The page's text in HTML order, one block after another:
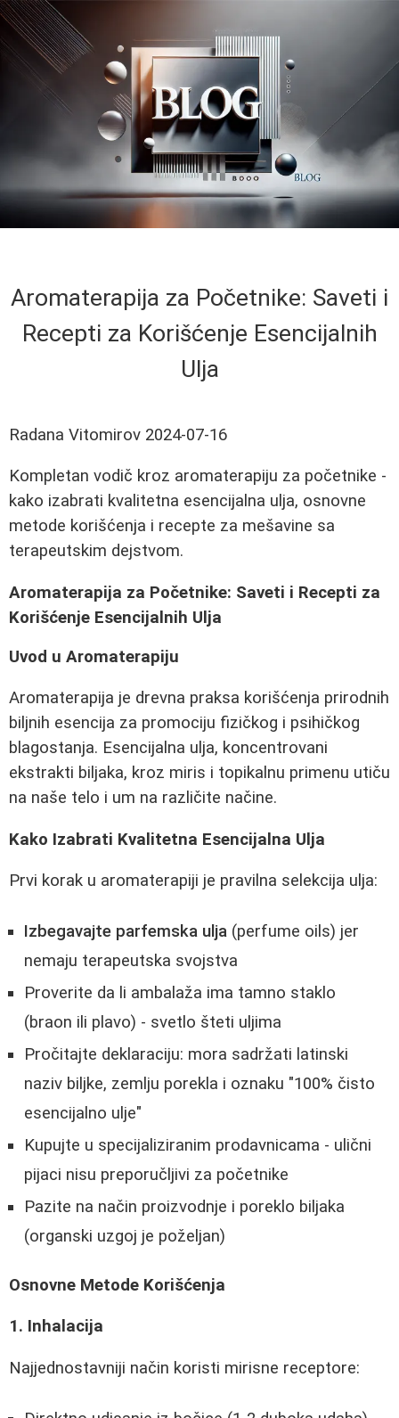
Aromaterapija za Početnike: Saveti i
Recepti za Korišćenje Esencijalnih
Ulja
Radana Vitomirov 2024-07-16
Kompletan vodič kroz aromaterapiju za početnike -
kako izabrati kvalitetna esencijalna ulja, osnovne
metode korišćenja i recepte za mešavine sa
terapeutskim dejstvom.
Aromaterapija za Početnike: Saveti i Recepti za
Korišćenje Esencijalnih Ulja
Uvod u Aromaterapiju
Aromaterapija je drevna praksa korišćenja prirodnih
biljnih esencija za promociju fizičkog i psihičkog
blagostanja. Esencijalna ulja, koncentrovani
ekstrakti biljaka, kroz miris i topikalnu primenu utiču
na naše telo i um na različite načine.
Kako Izabrati Kvalitetna Esencijalna Ulja
Prvi korak u aromaterapiji je pravilna selekcija ulja:
Izbegavajte parfemska ulja (perfume oils) jer
nemaju terapeutska svojstva
Proverite da li ambalaža ima tamno staklo
(braon ili plavo) - svetlo šteti uljima
Pročitajte deklaraciju: mora sadržati latinski
naziv biljke, zemlju porekla i oznaku "100% čisto
esencijalno ulje"
Kupujte u specijaliziranim prodavnicama - ulični
pijaci nisu preporučljivi za početnike
Pazite na način proizvodnje i poreklo biljaka
(organski uzgoj je poželjan)
Osnovne Metode Korišćenja
1. Inhalacija
Najjednostavniji način koristi mirisne receptore: